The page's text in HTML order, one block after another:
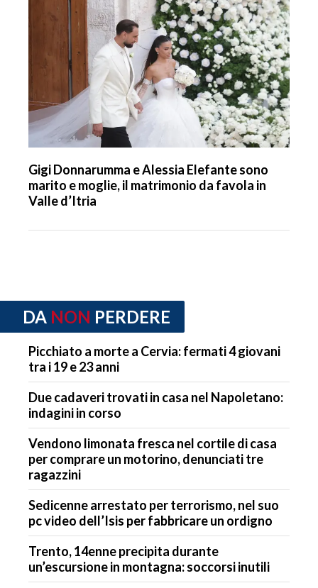
Gigi Donnarumma e Alessia Elefante sono
marito e moglie, il matrimonio da favola in
Valle d’Itria
DA NON PERDERE
Picchiato a morte a Cervia: fermati 4 giovani
tra i 19 e 23 anni
Due cadaveri trovati in casa nel Napoletano:
indagini in corso
Vendono limonata fresca nel cortile di casa
per comprare un motorino, denunciati tre
ragazzini
Sedicenne arrestato per terrorismo, nel suo
pc video dell’Isis per fabbricare un ordigno
Trento, 14enne precipita durante
un’escursione in montagna: soccorsi inutili